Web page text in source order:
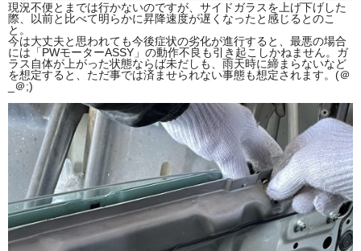
現況不便とまでは行かないのですが、サイドガラスを上げ下げした
際、以前と比べて明らかに昇降速度が遅くなったと感じるとのこ
と。
今は大丈夫と思われても今後症状の劣化が進行すると、最悪の場合
には「PWモーターASSY」の動作不良も引き起こしかねません。ガ
ラス自体が上がった状態ならば未だしも、雨天時に締まらないなど
を想定すると、ただ事では済ませられない事態も想定されます。(＠
_＠;)